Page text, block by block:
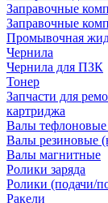
Заправочные
Заправочные
Промывочная
Чернила
Чернила для ПЗК
Тонер
Запчасти для
картриджа
Валы тефлоновые
Валы резиновые
Валы магнитные
Ролики заряда
Ролики (подачи/
Ракели